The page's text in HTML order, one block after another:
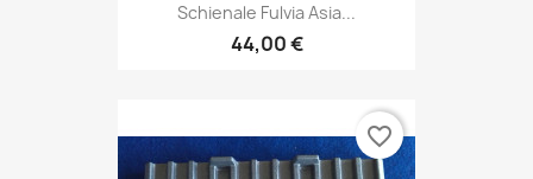
Schienale Fulvia Asia...
44,00 €
favorite_border